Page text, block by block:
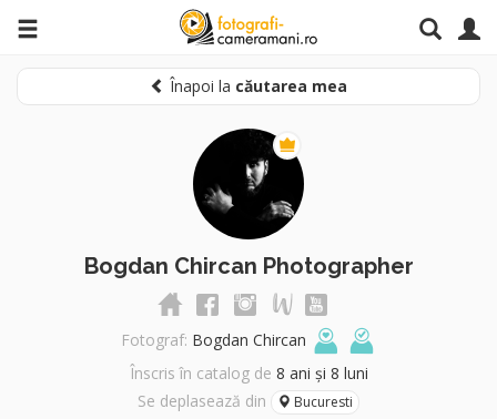
Înapoi la căutarea mea
Bogdan Chircan Photographer
Fotograf: Bogdan Chircan
Înscris în catalog de 8 ani și 8 luni
Se deplasează din
Bucuresti